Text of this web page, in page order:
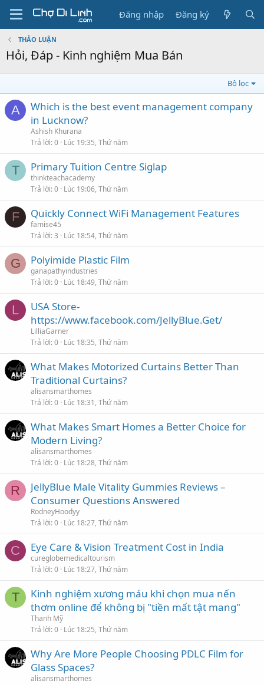
Đăng nhập Đăng ký
THẢO LUẬN
Hỏi, Đáp - Kinh nghiệm Mua Bán
Bộ lọc
A
Which is the best event management company
in Lucknow?
Ashish Khurana
Trả lời 0 Lúc 19:35, Thứ năm
T Primary Tuition Centre Siglap
thinkteachacademy
Trả lời 0 Lúc 19:06, Thứ năm
F Quickly Connect WiFi Management Features
famise45
Trả lời 3 Lúc 18:54, Thứ năm
G Polyimide Plastic Film
ganapathyindustries
Trả lời 0 Lúc 18:49, Thứ năm
L
USA Store-
https://www.facebook.com/JellyBlue.Get/
LilliaGarner
Trả lời 0 Lúc 18:35, Thứ năm
What Makes Motorized Curtains Better Than
Traditional Curtains?
alisansmarthomes
Trả lời 0 Lúc 18:31, Thứ năm
What Makes Smart Homes a Better Choice for
Modern Living?
alisansmarthomes
Trả lời 0 Lúc 18:28, Thứ năm
R
JellyBlue Male Vitality Gummies Reviews –
Consumer Questions Answered
RodneyHoodyy
Trả lời 0 Lúc 18:27, Thứ năm
C Eye Care & Vision Treatment Cost in India
cureglobemedicaltourism
Trả lời 0 Lúc 18:27, Thứ năm
T
Kinh nghiệm xương máu khi chọn mua nến
thơm online để không bị "tiền mất tật mang"
Thanh Mỹ
Trả lời 0 Lúc 18:25, Thứ năm
Why Are More People Choosing PDLC Film for
Glass Spaces?
alisansmarthomes